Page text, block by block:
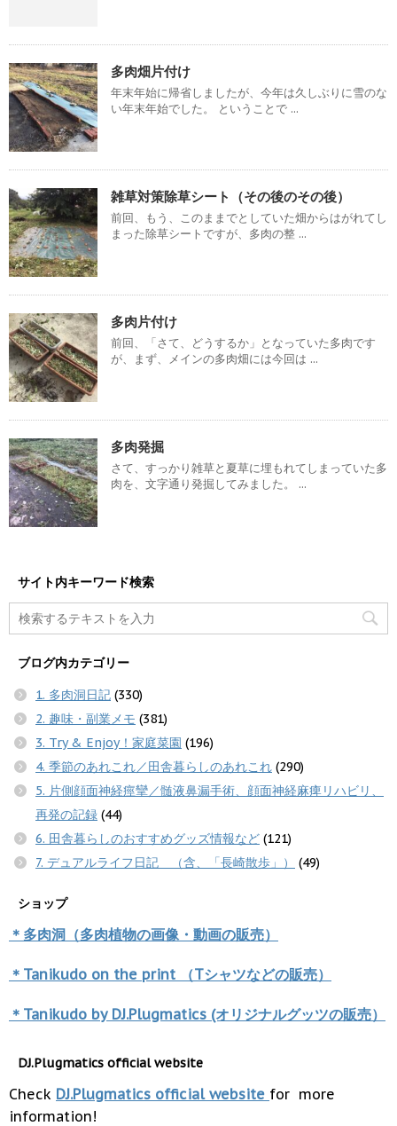
多肉畑片付け
年末年始に帰省しましたが、今年は久しぶりに雪のな
い年末年始でした。 ということで ...
雑草対策除草シート（その後のその後）
前回、もう、このままでとしていた畑からはがれてし
まった除草シートですが、多肉の整 ...
多肉片付け
前回、「さて、どうするか」となっていた多肉です
が、まず、メインの多肉畑には今回は ...
多肉発掘
さて、すっかり雑草と夏草に埋もれてしまっていた多
肉を、文字通り発掘してみました。 ...
サイト内キーワード検索
ブログ内カテゴリー
1. 多肉洞日記 (330)
2. 趣味・副業メモ (381)
3. Try & Enjoy！家庭菜園 (196)
4. 季節のあれこれ／田舎暮らしのあれこれ (290)
5. 片側顔面神経痙攣／髄液鼻漏手術、顔面神経麻痺リハビリ、
再発の記録 (44)
6. 田舎暮らしのおすすめグッズ情報など (121)
7. デュアルライフ日記 （含、「長崎散歩」）
(49)
ショップ
＊多肉洞（多肉植物の画像・動画の販売）
＊Tanikudo on the print （Tシャツなどの販売）
＊Tanikudo by DJ.Plugmatics (オリジナルグッツの販売）
DJ.Plugmatics official website
Check DJ.Plugmatics official website for more
information!